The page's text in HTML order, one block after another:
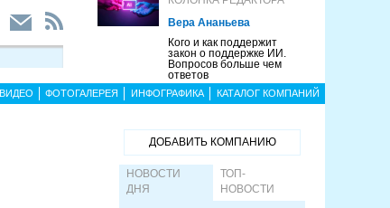
Вера Ананьева
Кого и как поддержит
закон о поддержке ИИ.
Вопросов больше чем
ответов
ВИДЕО ФОТОГАЛЕРЕЯ ИНФОГРАФИКА КАТАЛОГ КОМПАНИЙ
ДОБАВИТЬ КОМПАНИЮ
НОВОСТИ
ДНЯ
ТОП-
НОВОСТИ